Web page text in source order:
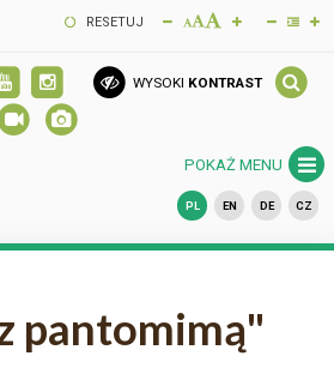
RESETUJ
WYSOKI KONTRAST
POKAŻ MENU
PL EN DE CZ
pantomimą"